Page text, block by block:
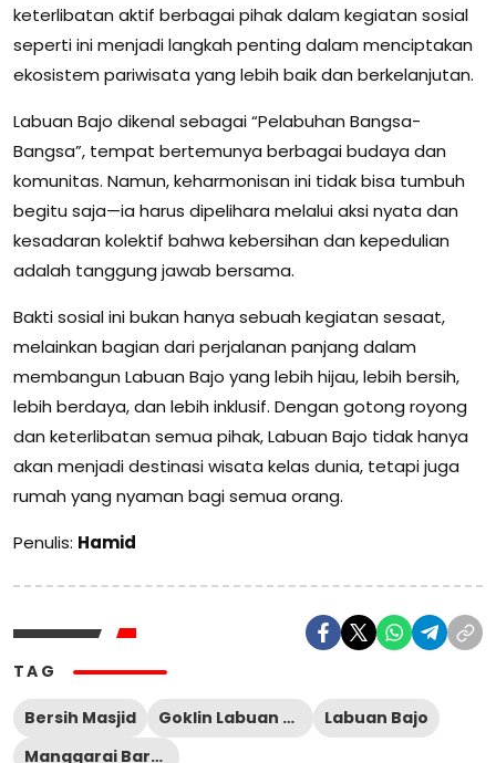
keterlibatan aktif berbagai pihak dalam kegiatan sosial
seperti ini menjadi langkah penting dalam menciptakan
ekosistem pariwisata yang lebih baik dan berkelanjutan.
Labuan Bajo dikenal sebagai “Pelabuhan Bangsa-
Bangsa”, tempat bertemunya berbagai budaya dan
komunitas. Namun, keharmonisan ini tidak bisa tumbuh
begitu saja—ia harus dipelihara melalui aksi nyata dan
kesadaran kolektif bahwa kebersihan dan kepedulian
adalah tanggung jawab bersama.
Bakti sosial ini bukan hanya sebuah kegiatan sesaat,
melainkan bagian dari perjalanan panjang dalam
membangun Labuan Bajo yang lebih hijau, lebih bersih,
lebih berdaya, dan lebih inklusif. Dengan gotong royong
dan keterlibatan semua pihak, Labuan Bajo tidak hanya
akan menjadi destinasi wisata kelas dunia, tetapi juga
rumah yang nyaman bagi semua orang.
Penulis: Hamid
TAG
Bersih Masjid Goklin Labuan Bajo
Labuan Bajo
Manggarai Barat